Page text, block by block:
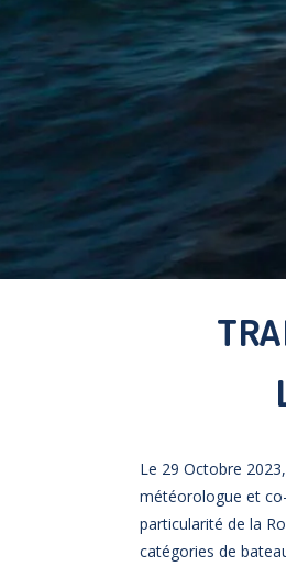
Le 29 Octobre
météorologue et
particularité de la
catégories de